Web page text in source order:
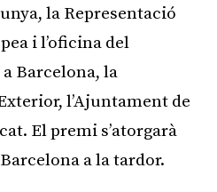
la Representació
i l’oficina del
Barcelona, la
l’Ajuntament de
El premi s’atorgarà
a la tardor.